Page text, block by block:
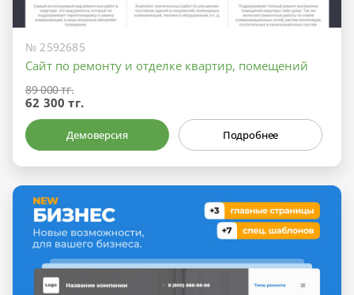
№ 2592685
Сайт по ремонту и отделке квартир, помещений
89 000 тг.
62 300 тг.
Демоверсия Подробнее